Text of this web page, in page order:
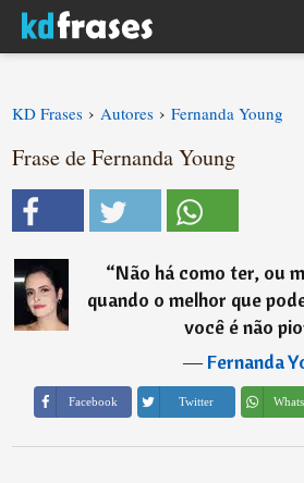
KD Frases › Autores › Fernanda Young
Frase de Fernanda Young
“Não há como ter, ou
quando o melhor que
você é não
―Fernanda
Facebook Twitter